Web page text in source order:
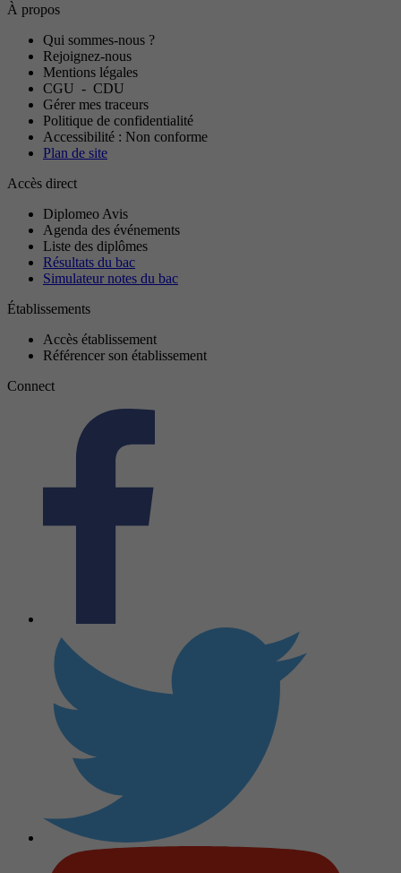
À propos
Qui sommes-nous ?
Rejoignez-nous
Mentions légales
CGU - CDU
Gérer mes traceurs
Politique de confidentialité
Accessibilité : Non conforme
Plan de site
Accès direct
Diplomeo Avis
Agenda des événements
Liste des diplômes
Résultats du bac
Simulateur notes du bac
Établissements
Accès établissement
Référencer son établissement
Connect